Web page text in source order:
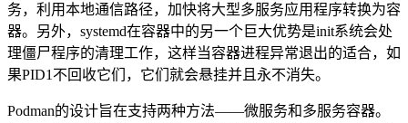
务，利用本地通信路径，加快将大型多服务应用程序转换为容
器。另外，systemd在容器中的另一个巨大优势是init系统会处
理僵尸程序的清理工作，这样当容器进程异常退出的适合，如
果PID1不回收它们，它们就会悬挂并且永不消失。
Podman的设计旨在支持两种方法——微服务和多服务容器。